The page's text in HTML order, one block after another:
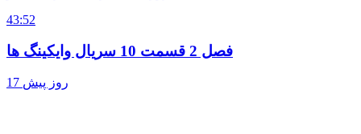
43:52
فصل 2 قسمت 10 سریال وایکینگ ها
17 روز پیش